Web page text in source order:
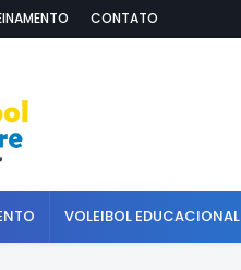
CONTATO
VOLEIBOL EDUCACIONAL